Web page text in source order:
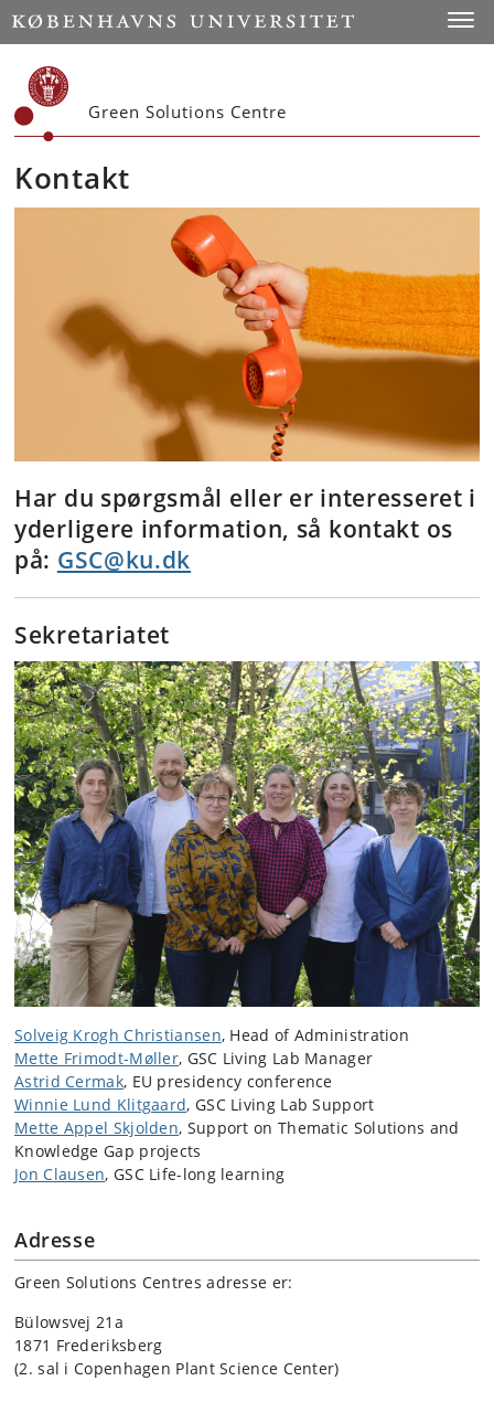
Start
Green Solutions Centre
Kontakt
Har du spørgsmål eller er interesseret i
yderligere information, så kontakt os
på: GSC@ku.dk
Sekretariatet
Solveig Krogh Christiansen, Head of Administration
Mette Frimodt-Møller, GSC Living Lab Manager
Astrid Cermak, EU presidency conference
Winnie Lund Klitgaard, GSC Living Lab Support
Mette Appel Skjolden, Support on Thematic Solutions and
Knowledge Gap projects
Jon Clausen, GSC Life-long learning
Adresse
Green Solutions Centres adresse er:
Bülowsvej 21a
1871 Frederiksberg
(2. sal i Copenhagen Plant Science Center)